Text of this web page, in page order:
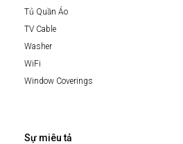
Tủ Quần Áo
TV Cable
Washer
WiFi
Window Coverings
Sự miêu tả